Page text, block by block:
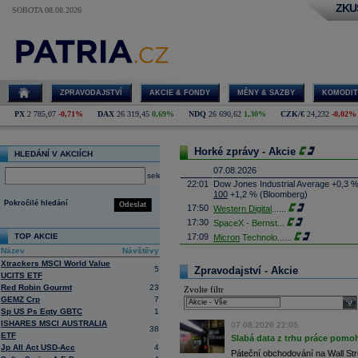
SOBOTA 08.08.2026
ZPRAVODAJSTVÍ AKCIE & FONDY MĚNY & SAZBY
PX 2 785,07 -0,71% DAX 26 319,45 0,69% NDQ 26 690,62 1,30% CZK/€ 24,232 -0,02%
HLEDÁNÍ V AKCIÍCH
select
Odeslat
Pokročilé hledání
TOP AKCIE
Název
Návštěvy
Xtrackers MSCI World Value
UCITS ETF
5
Red Robin Gourmt
23
GEMZ Crp
7
Sp US Ps Eqty GBTC
1
ISHARES MSCI AUSTRALIA
ETF
38
Jp All Act USD-Acc
4
Horké zprávy - Akcie
07.08.2026
22:01
Dow Jones Industrial Average +0,3
100 +1,2 % (Bloomberg)
17:50 Western Digital
17:30 SpaceX - Bernst
17:09 Micron Technolo
16:26
Objem obchodů s akciemi na
obchodů za poslední rok je 0,665
16:23 Zvýšení výroby balistických střel
nějakou dobu potrvá. Agentuře
Armin Papperger. Společná výroba
doplnit arzenál Spojeným státům,
(ČTK)
16:07 Conocophillips
Zpravodajství - Akcie
Zvolte filtr
07.08.2026 22:05
Slabá data z trhu práce
Páteční obchodování na Wall